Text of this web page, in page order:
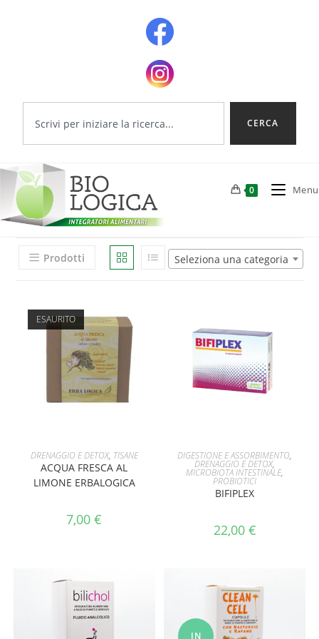
CERCA
0 Menu
Seleziona una categoria
Prodotti
ESAURITO
LEGGI TUTTO
DRENAGGIO E DETOX, TISANE
ACQUA FRESCA AL
LIMONE ERBALOGICA
7,00€
AGGIUNGI AL CARRELLO
DIGESTIONE E ASSORBIMENTO,
DRENAGGIO E DETOX,
MICROBIOTA INTESTINALE,
PROBIOTICI
BIFIPLEX
22,00 €
IN